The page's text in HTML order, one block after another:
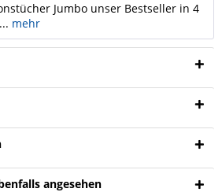
Jumbo unser Bestseller in 4
mehr
angesehen